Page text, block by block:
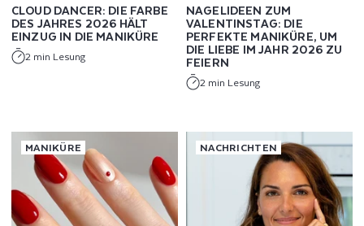
CLOUD DANCER: DIE FARBE
DES JAHRES 2026 HÄLT
EINZUG IN DIE MANIKÜRE
2 min Lesung
NAGELIDEEN ZUM
VALENTINSTAG: DIE
PERFEKTE MANIKÜRE, UM
DIE LIEBE IM JAHR 2026 ZU
FEIERN
2 min Lesung
MANIKÜRE NACHRICHTEN